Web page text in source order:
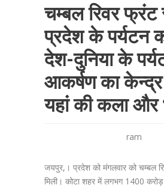
चम्बल रिवर
प्रदेश के पर्यटन
देश-दुनिया के
आकर्षण का
यहां की कला और
ram
जयपुर,। प्रदेश को मंगलवार को चम्बल
मिली। कोटा शहर में लगभग 1400